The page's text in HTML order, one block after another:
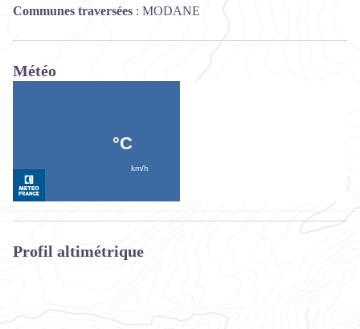
Communes traversées : MODANE
Météo
Profil altimétrique